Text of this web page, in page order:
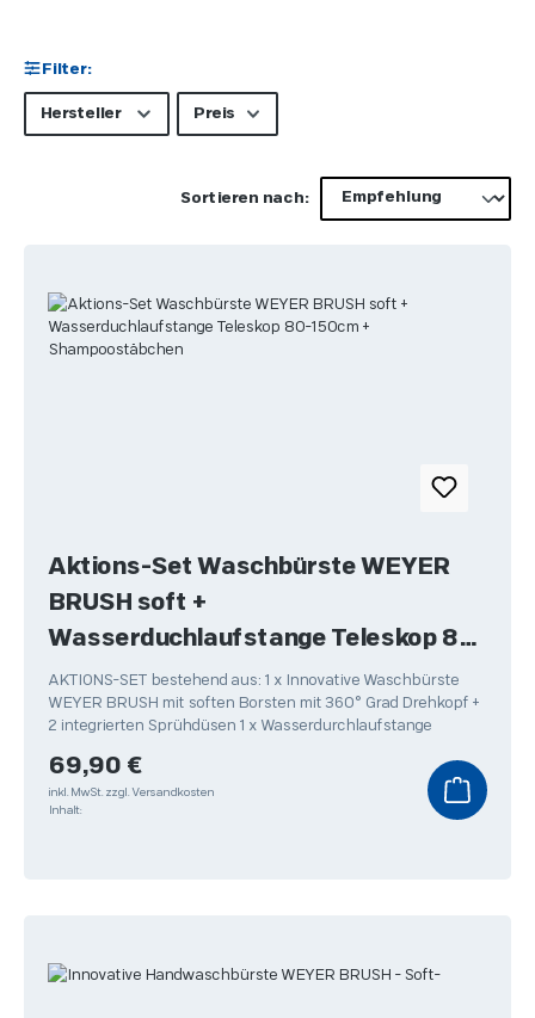
Filter:
Hersteller Preis
Sortieren nach:
Aktions-Set Waschbürste WEYER
BRUSH soft +
Wasserduchlaufstange Teleskop 80-
150cm + Shampoostäbchen
AKTIONS-SET bestehend aus: 1 x Innovative Waschbürste
WEYER BRUSH mit soften Borsten mit 360° Grad Drehkopf +
2 integrierten Sprühdüsen 1 x Wasserdurchlaufstange
Regulärer Preis:
69,90 €
inkl. MwSt. zzgl. Versandkosten
Inhalt: